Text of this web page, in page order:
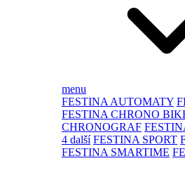
menu
FESTINA AUTOMATY
FESTINA CHRONO
CHRONOGRAF
4 další FESTINA SPORT
FESTINA SMARTIME